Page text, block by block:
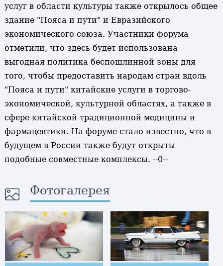
услуг в области культуры также открылось общее
здание "Пояса и пути" и Евразийского
экономического союза. Участники форума
отметили, что здесь будет использована
выгодная политика беспошлинной зоны для
того, чтобы предоставить народам стран вдоль
"Пояса и пути" китайские услуги в торгово-
экономической, культурной областях, а также в
сфере китайской традиционной медицины и
фармацевтики. На форуме стало известно, что в
будущем в России также будут открыты
подобные совместные комплексы. --0--
Фотогалерея